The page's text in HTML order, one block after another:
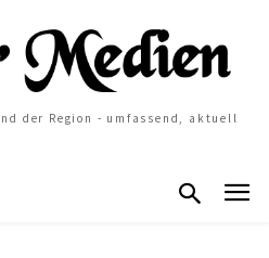
der Region - umfassend, aktuell